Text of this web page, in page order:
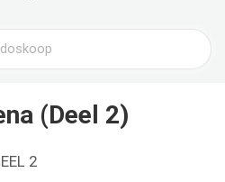
(Deel 2)
2